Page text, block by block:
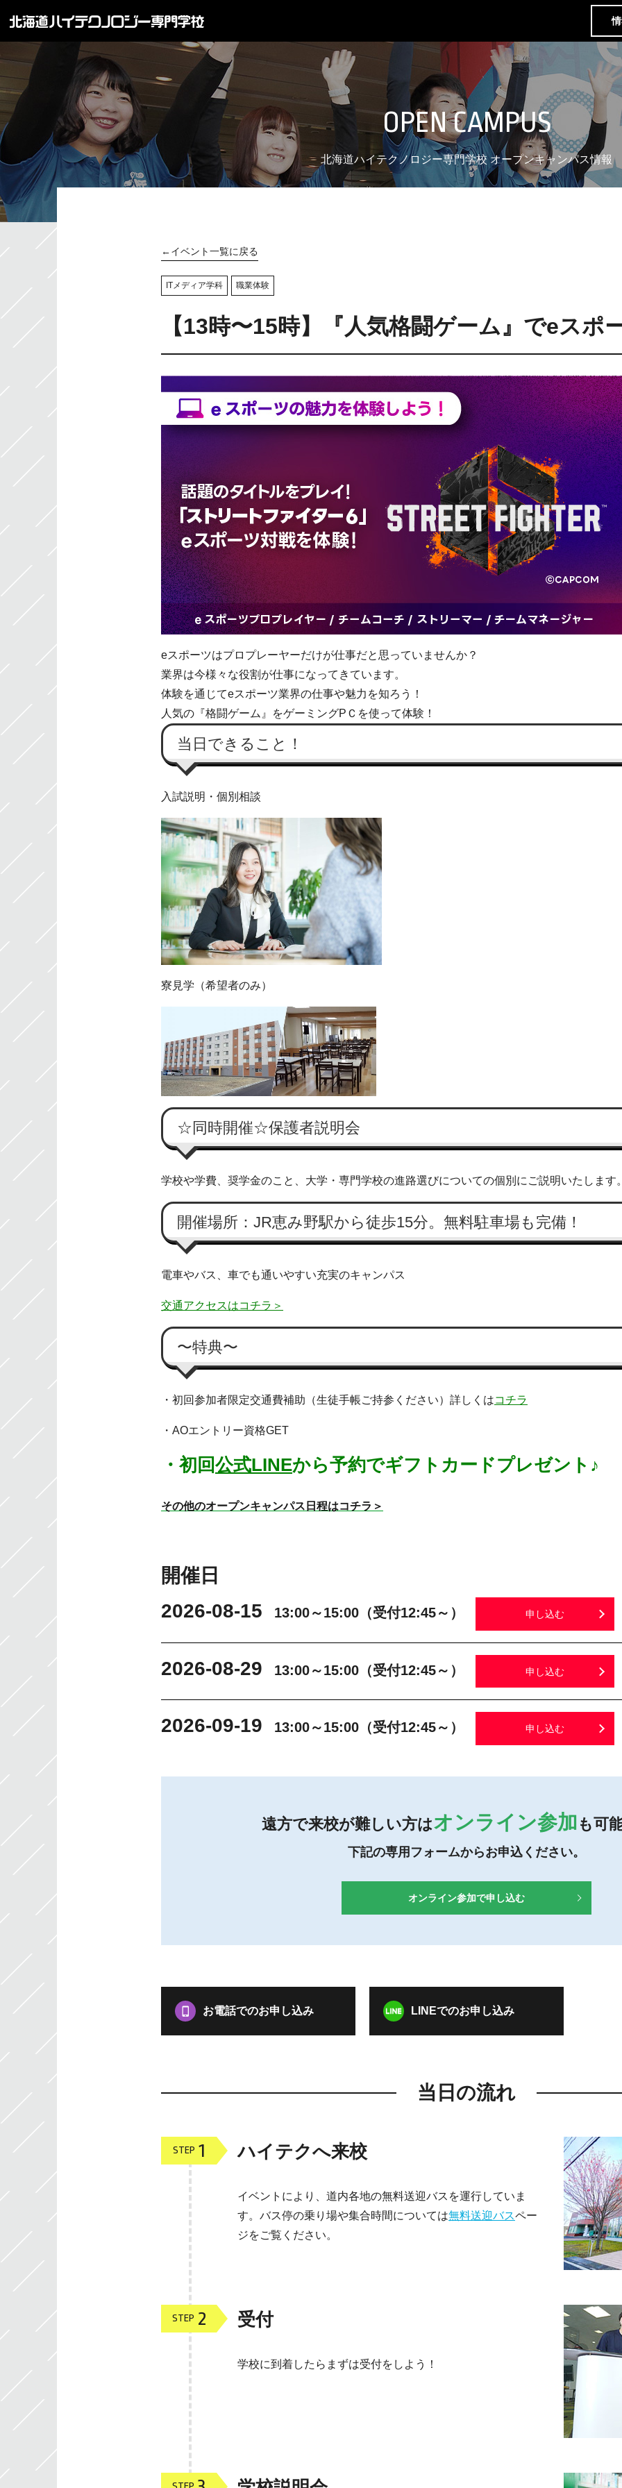
OPEN CAMPUS
北海道ハイテクノロジー専門学校 オープンキャンパス情報
←イベント一覧に戻る
ITメディア学科 職業体験
【13時〜15時】『人気格闘ゲーム』でeスポ
eスポーツはプロプレーヤーだけが仕事だと思っていませんか？
業界は今様々な役割が仕事になってきています。
体験を通じてeスポーツ業界の仕事や魅力を知ろう！
人気の『格闘ゲーム』をゲーミングPＣを使って体験！
当日できること！
入試説明・個別相談
寮見学（希望者のみ）
☆同時開催☆保護者説明会
学校や学費、奨学金のこと、大学・専門学校の進路選びについての個別にご説明いたします
開催場所：JR恵み野駅から徒歩15分。無料駐車場も完備！
電車やバス、車でも通いやすい充実のキャンパス
交通アクセスはコチラ＞
〜特典〜
・初回参加者限定交通費補助（生徒手帳ご持参ください）詳しくはコチラ
・AOエントリー資格GET
・初回公式LINEから予約でギフトカードプレゼント♪
その他のオープンキャンパス日程はコチラ＞
開催日
2026-08-15
13:00～15:00（受付12:45～） 申し込む
2026-08-29 13:00～15:00（受付12:45～） 申し込む
2026-09-19 13:00～15:00（受付12:45～） 申し込む
遠方で来校が難しい方はオンライン参加 も可
下記の専用フォームからお申込ください。
オンライン参加で申し込む
お電話でのお申し込み LINEでのお申し込み
当日の流れ
STEP 1 ハイテクへ来校
イベントにより、道内各地の無料送迎バスを運行していま
す。バス停の乗り場や集合時間については無料送迎バスペー
ジをご覧ください。
STEP 2 受付
学校に到着したらまずは受付をしよう！